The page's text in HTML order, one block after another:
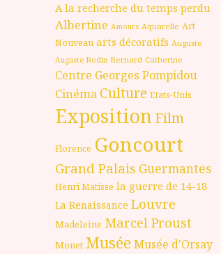
A la recherche du temps perdu
Albertine Amours Aquarelle Art
Nouveau arts décoratifs Auguste
Auguste Rodin Bernard Catherine
Centre Georges Pompidou
Cinéma Culture Etats-Unis
ExpositionFilm
Florence Goncourt
Grand Palais Guermantes
Henri Matisse la guerre de 14-18
La Renaissance Louvre
Madeleine Marcel Proust
Monet Musée Musée d'Orsay